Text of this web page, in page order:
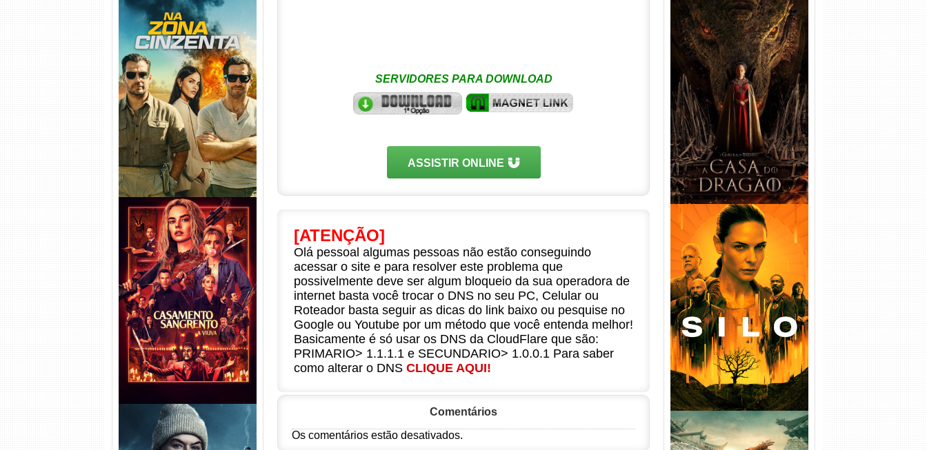
SERVIDORES PARA DOWNLOAD
ASSISTIR ONLINE
[ATENÇÃO]
Olá pessoal algumas pessoas não estão conseguindo
acessar o site e para resolver este problema que
possivelmente deve ser algum bloqueio da sua operadora de
internet basta você trocar o DNS no seu PC, Celular ou
Roteador basta seguir as dicas do link baixo ou pesquise no
Google ou Youtube por um método que você entenda melhor!
Basicamente é só usar os DNS da CloudFlare que são:
PRIMARIO> 1.1.1.1 e SECUNDARIO> 1.0.0.1 Para saber
como alterar o DNS CLIQUE AQUI!
Comentários
Os comentários estão desativados.
Na Zona Cinzenta Torrent
(2026) WEB-DL 1080p/4K
Dual Áudio
Casamento Sangrento: A
Viúva Torrent (2026) WEB-DL
720p/1080p/4K Dual Áudio
A Casa do Dragão 1ª
Temporada Torrent (2022)
WEB-DL 720p/1080p Dual
Áudio
Silo 1ª Temporada Torrent
(2023) WEB-DL
720p/1080p/4K Dual Áudio